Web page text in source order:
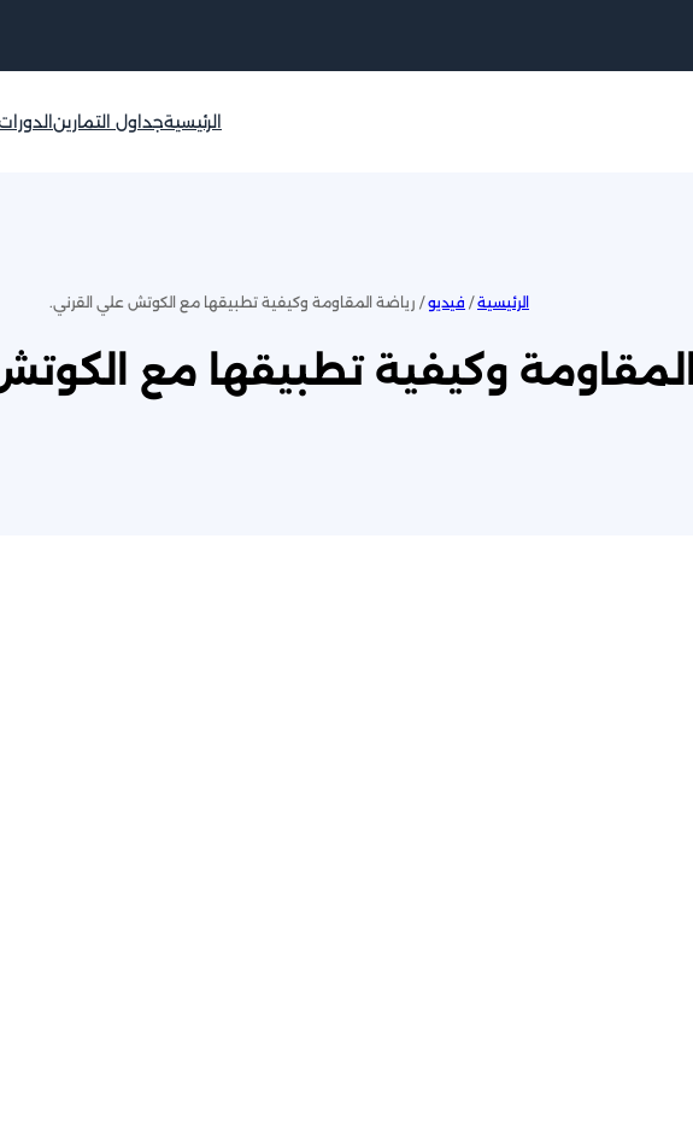
الرئيسيةجداول التمارين
الرئيسية/ فيديو/ رياضة المقاومة وكيفية تطبيقها مع الكوتش علي القرني.
وكيفية تطبيقها مع